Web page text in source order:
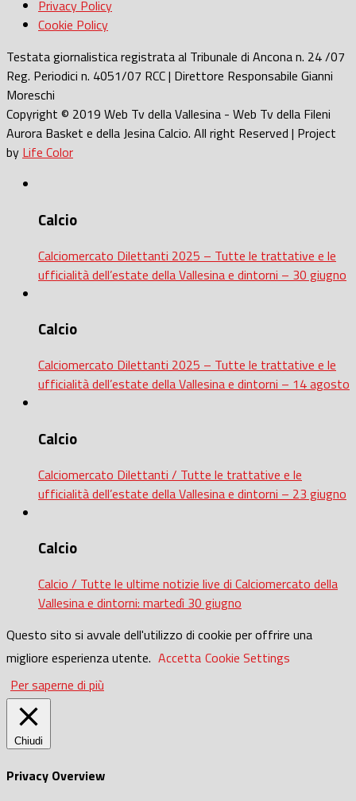
Privacy Policy
Cookie Policy
Testata giornalistica registrata al Tribunale di Ancona n. 24 /07
Reg. Periodici n. 4051/07 RCC | Direttore Responsabile Gianni
Moreschi
Copyright © 2019 Web Tv della Vallesina - Web Tv della Fileni
Aurora Basket e della Jesina Calcio. All right Reserved | Project
by Life Color
Calcio
Calciomercato Dilettanti 2025 – Tutte le trattative e le
ufficialità dell’estate della Vallesina e dintorni – 30 giugno
Calcio
Calciomercato Dilettanti 2025 – Tutte le trattative e le
ufficialità dell’estate della Vallesina e dintorni – 14 agosto
Calcio
Calciomercato Dilettanti / Tutte le trattative e le
ufficialità dell’estate della Vallesina e dintorni – 23 giugno
Calcio
Calcio / Tutte le ultime notizie live di Calciomercato della
Vallesina e dintorni: martedì 30 giugno
Questo sito si avvale dell'utilizzo di cookie per offrire una
migliore esperienza utente. Accetta Cookie Settings
Per saperne di più
Chiudi
Privacy Overview